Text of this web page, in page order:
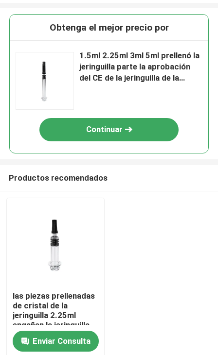
Inicio
Productos
Sobre nosotros
Obtenga el mejor precio por
1.5ml 2.25ml 3ml 5ml prellenó la
jeringuilla parte la aprobación
del CE de la jeringuilla de la
Continuar
Productos recomendados
las piezas prellenadas
de cristal de la
jeringuilla 2.25ml
engañan la jeringuilla
de cristal de la
cerradura 3ml
Enviar Consulta